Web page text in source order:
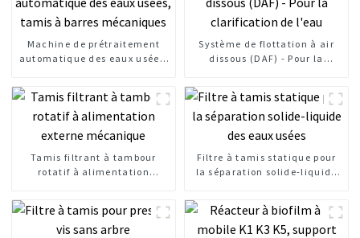
Machine de prétraitement
automatique des eaux usées,
Système de flottation à air
dissous (DAF) - Pour la
Tamis filtrant à tambour
rotatif à alimentation
Filtre à tamis statique pour
la séparation solide-liquide